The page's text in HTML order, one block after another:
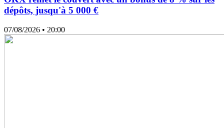
dépôts, jusqu'à 5 000 €
07/08/2026 • 20:00